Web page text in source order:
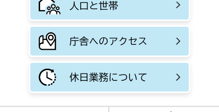
人口と世帯
庁舎へのアクセス
休日業務について